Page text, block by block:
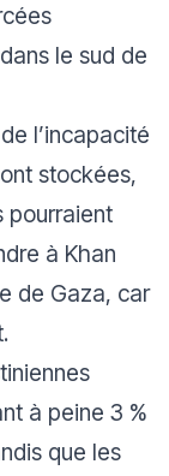
dans le sud de
l’incapacité
stockées,
pourraient
à Khan
de Gaza, car
à peine 3 %
que les